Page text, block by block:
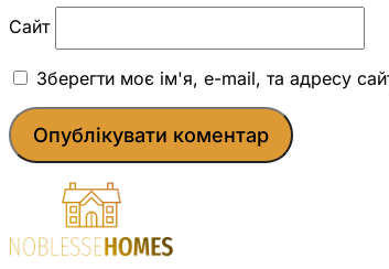
Сайт
Зберегти моє ім'я, e-mail, та адресу